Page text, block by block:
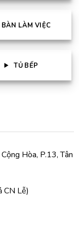
BÀN LÀM VIỆC
TỦ BẾP
Hòa, P.13, Tân
CN Lễ)